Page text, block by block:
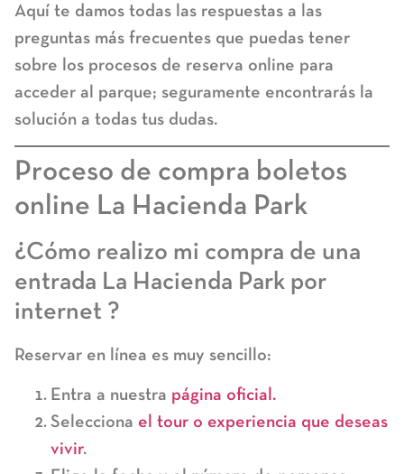
Aquí te damos todas las respuestas a las
preguntas más frecuentes que puedas tener
sobre los procesos de reserva online para
acceder al parque; seguramente encontrarás la
solución a todas tus dudas.
Proceso de compra boletos
online La Hacienda Park
¿Cómo realizo mi compra de una
entrada La Hacienda Park por
internet ?
Reservar en línea es muy sencillo:
Entra a nuestra página oficial.
Selecciona el tour o experiencia que deseas
vivir.